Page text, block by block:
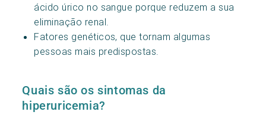
ácido úrico no sangue porque reduzem a sua
eliminação renal.
Fatores genéticos, que tornam algumas
pessoas mais predispostas.
Quais são os sintomas da
hiperuricemia?